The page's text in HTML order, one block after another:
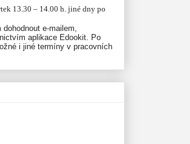
13.30 – 14.00 h. jiné dny po
e-mailem,
aplikace Edookit. Po
i jiné termíny v pracovních